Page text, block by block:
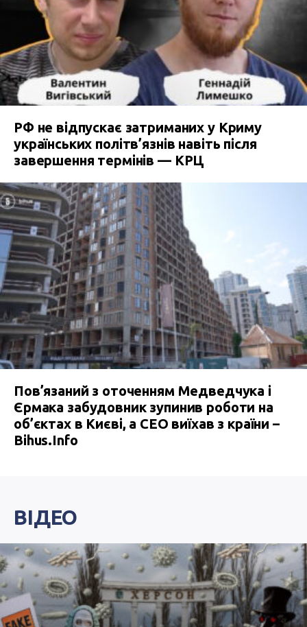
РФ не відпускає затриманих у Криму
українських політв’язнів навіть після
завершення термінів — КРЦ
Пов’язаний з оточенням Медведчука і
Єрмака забудовник зупинив роботи на
об’єктах в Києві, а СЕО виїхав з країни –
Bihus.Info
ВІДЕО